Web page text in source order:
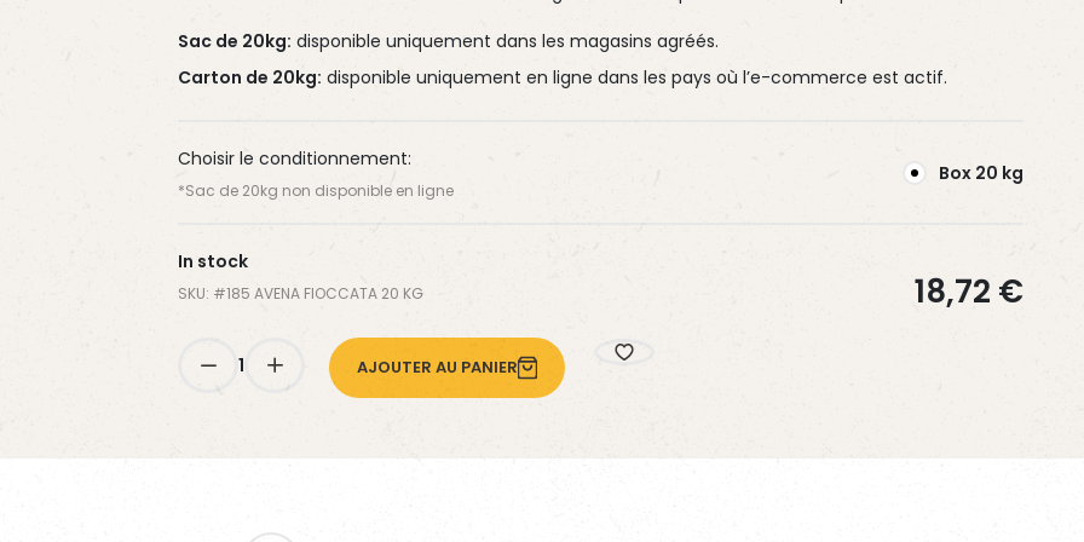
EN SAVOIR PLUS
Diet Fish Herbs
EN SAVOIR PLUS
Wafer Mix
EN SAVOIR PLUS
Sac de 20kg: disponible uniquement dans les magasins agréés.
Carton de 20kg: disponible uniquement en ligne dans les pays où l’e-commerce est actif.
Choisir le conditionnement:
*Sac de 20kg non disponible en ligne
Box 20 kg
In stock
SKU: #185 AVENA FIOCCATA 20 KG 18,72 €
1 AJOUTER AU PANIER